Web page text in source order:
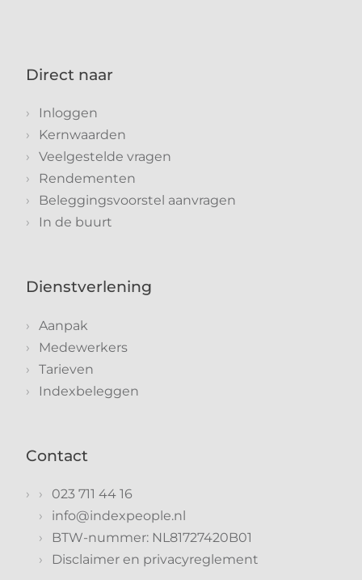
Direct naar
Inloggen
Kernwaarden
Veelgestelde vragen
Rendementen
Beleggingsvoorstel aanvragen
In de buurt
Dienstverlening
Aanpak
Medewerkers
Tarieven
Indexbeleggen
Contact
023 711 44 16
info@indexpeople.nl
BTW-nummer: NL81727420B01
Disclaimer en privacyreglement